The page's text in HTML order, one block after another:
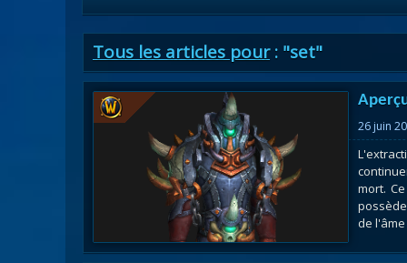
Tous les articles pour: "set"
26 juin
mort.
de